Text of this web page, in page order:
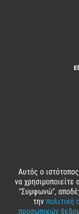
Αυτός ο
να χρησιμοποιείτε
"Συμφωνώ",
την πολιτική
προσωπικών